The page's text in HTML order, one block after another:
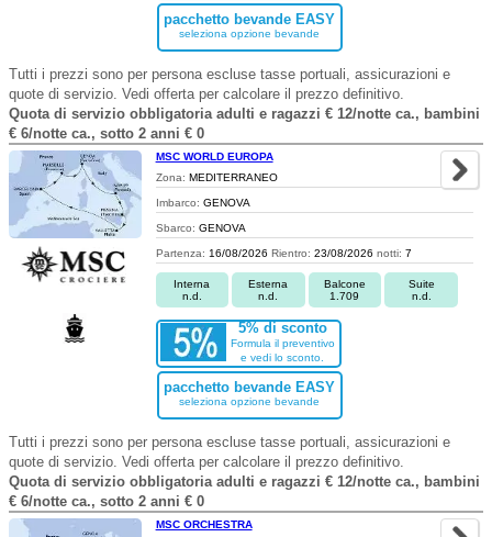
pacchetto bevande EASY
seleziona opzione bevande
Tutti i prezzi sono per persona escluse tasse portuali, assicurazioni e
quote di servizio. Vedi offerta per calcolare il prezzo definitivo.
Quota di servizio obbligatoria adulti e ragazzi € 12/notte ca., bambini
€ 6/notte ca., sotto 2 anni € 0
MSC WORLD EUROPA
Zona: MEDITERRANEO
Imbarco: GENOVA
Sbarco: GENOVA
Partenza: 16/08/2026 Rientro: 23/08/2026 notti: 7
Interna
n.d.
Esterna
n.d.
Balcone
1.709
Suite
n.d.
5% di sconto
Formula il preventivo
e vedi lo sconto.
pacchetto bevande EASY
seleziona opzione bevande
Tutti i prezzi sono per persona escluse tasse portuali, assicurazioni e
quote di servizio. Vedi offerta per calcolare il prezzo definitivo.
Quota di servizio obbligatoria adulti e ragazzi € 12/notte ca., bambini
€ 6/notte ca., sotto 2 anni € 0
MSC ORCHESTRA